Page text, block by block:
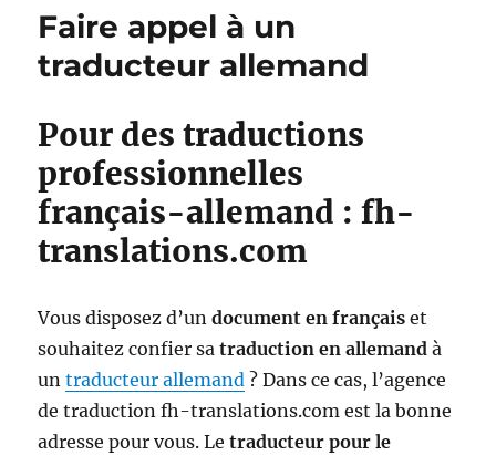
Faire appel à un
traducteur allemand
Pour des traductions
professionnelles
français-allemand : fh-
translations.com
Vous disposez d’undocument en français et
souhaitez confier satraduction en allemand à
untraducteur allemand ? Dans ce cas, l’agence
de traduction fh-translations.com est la bonne
adresse pour vous. Letraducteur pour le